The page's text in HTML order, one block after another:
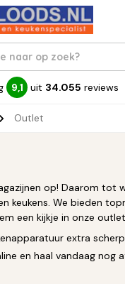
9,1 uit 34.055 reviews
Outlet
op! Daarom tot
keukens. We bieden
een kijkje in onze
extra
en haal vandaag nog